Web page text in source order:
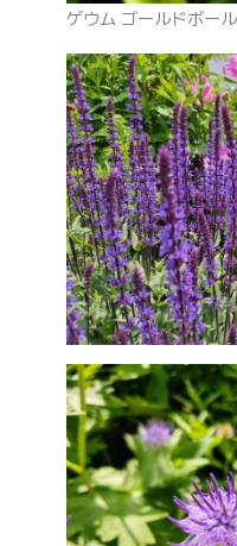
ゲウム ゴールドボール